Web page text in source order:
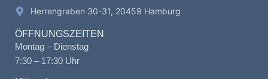
Herrengraben 30-31, 20459 Hamburg
ÖFFNUNGSZEITEN
Montag – Dienstag
7:30 – 17:30 Uhr